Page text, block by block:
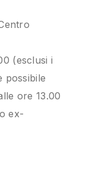
(esclusi i
possibile
ore 13.00
ex-